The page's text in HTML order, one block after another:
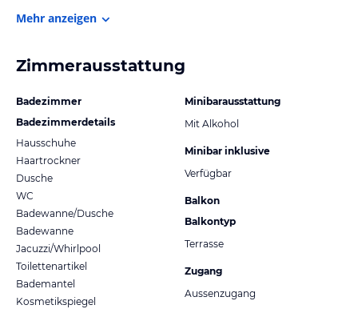
Mehr anzeigen
Zimmerausstattung
Badezimmer
Badezimmerdetails
Hausschuhe
Haartrockner
Dusche
WC
Badewanne/Dusche
Badewanne
Jacuzzi/Whirlpool
Toilettenartikel
Bademantel
Kosmetikspiegel
Minibarausstattung
Mit Alkohol
Minibar inklusive
Verfügbar
Balkon
Balkontyp
Terrasse
Zugang
Aussenzugang